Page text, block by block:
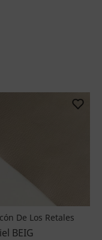
De Los Retales
BEIG